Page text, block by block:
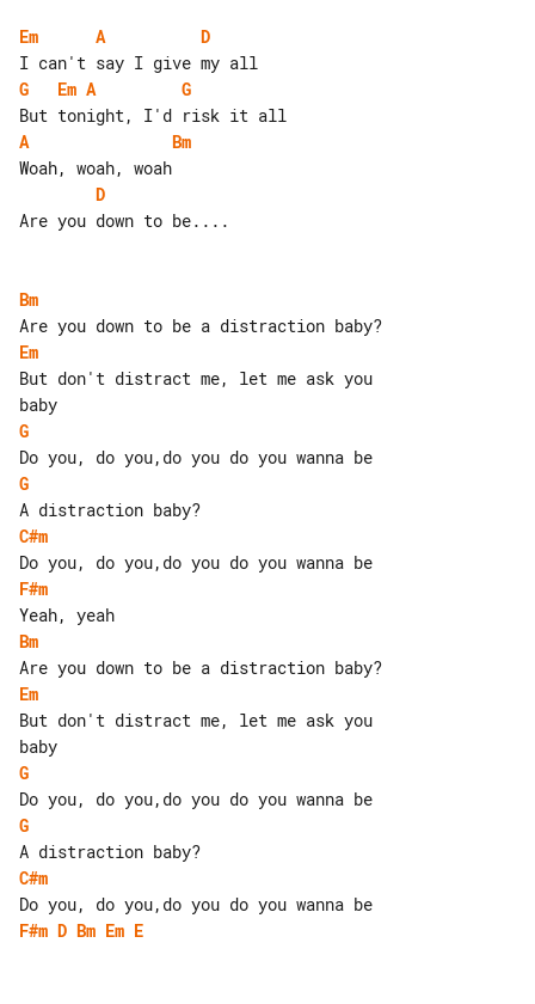
Em A
D
G
Em A
G
A
Bm
D
Are you down to be....
Bm
Em
But don't distract me, let me ask you
G
G
C#m
F#m
Bm
Em
But don't distract me, let me ask you
G
G
C#m
F#m D Bm Em E